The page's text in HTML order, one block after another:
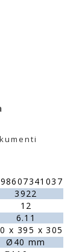
3922
12
6.11
x 395 x 305
Ø40 mm